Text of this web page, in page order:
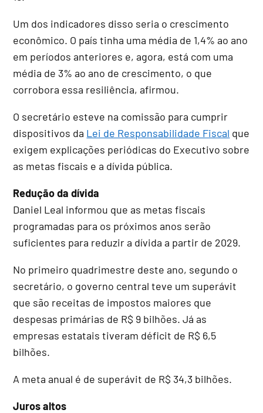
Um dos indicadores disso seria o crescimento
econômico. O país tinha uma média de 1,4% ao ano
em períodos anteriores e, agora, está com uma
média de 3% ao ano de crescimento, o que
corrobora essa resiliência, afirmou.
O secretário esteve na comissão para cumprir
dispositivos da Lei de Responsabilidade Fiscal que
exigem explicações periódicas do Executivo sobre
as metas fiscais e a dívida pública.
Redução da dívida
Daniel Leal informou que as metas fiscais
programadas para os próximos anos serão
suficientes para reduzir a dívida a partir de 2029.
No primeiro quadrimestre deste ano, segundo o
secretário, o governo central teve um superávit
que são receitas de impostos maiores que
despesas primárias de R$ 9 bilhões. Já as
empresas estatais tiveram déficit de R$ 6,5
bilhões.
A meta anual é de superávit de R$ 34,3 bilhões.
Juros altos